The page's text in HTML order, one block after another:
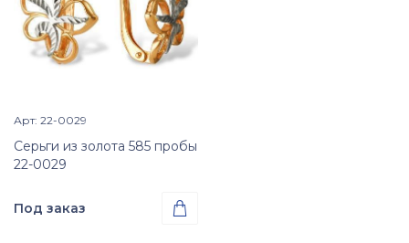
 Просмотр изделия
Арт: 22-0029
Серьги из золота 585 пробы
22-0029
Под заказ 